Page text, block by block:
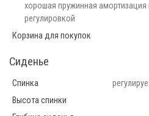
хорошая пружинная амортизация
регулировкой
Корзина для покупок
Сиденье
Спинка
Высота спинки